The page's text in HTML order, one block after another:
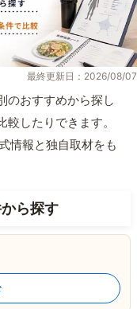
最終更新日：2026/08/07
のおすすめから探し
したりできます。
情報と独自取材をも
ら探す